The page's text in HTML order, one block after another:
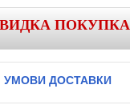
ПОКУПКА
УМОВИ ДОСТАВКИ